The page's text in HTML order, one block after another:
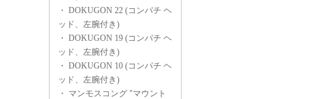
・ DOKUGON 22 (コンパチ ヘ
ッド、左腕付き)
・ DOKUGON 19 (コンパチ ヘ
ッド、左腕付き)
・ DOKUGON 10 (コンパチ ヘ
ッド、左腕付き)
・ マンモスコング "マウント